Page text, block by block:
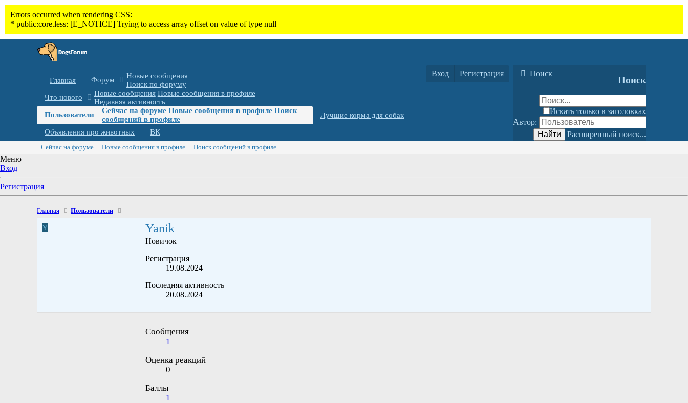
Главная Форум
Новые сообщения
Поиск по форуму
Что нового
Новые сообщения Новые сообщения в профиле
Недавняя активность
Пользователи
Сейчас на форуме Новые сообщения в профиле Поиск
сообщений в профиле
Лучшие корма для собак
Объявления про животных ВК
Вход Регистрация Поиск
Поиск
Искать только в заголовках
Автор:
Найти
Расширенный поиск...
Сейчас на форуме Новые сообщения в профиле Поиск сообщений в профиле
Меню
Вход
Регистрация
Главная Пользователи
Y Yanik
Новичок
Регистрация
19.08.2024
Последняя активность
20.08.2024
Сообщения
1
Оценка реакций
0
Баллы
1